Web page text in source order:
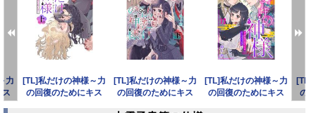
力
ス
[TL]私だけの神様～力
の回復のためにキス
[TL]私だけの神様～力
の回復のためにキス
[TL]私だけの神様～力
の回復のためにキス
[TL]
の